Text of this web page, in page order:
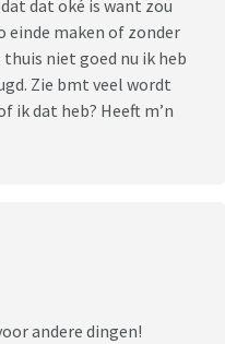
dat oké is want zou
einde maken of zonder
niet goed nu ik heb
Zie bmt veel wordt
ik dat heb? Heeft m’n
andere dingen!